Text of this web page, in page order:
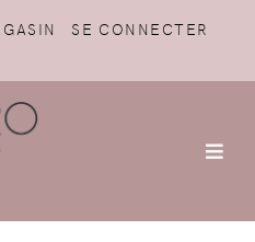
SE CONNECTER